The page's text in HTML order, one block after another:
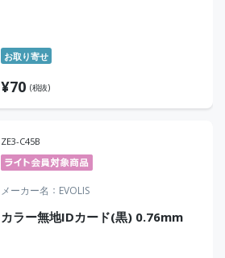
お取り寄せ
¥70 (税抜)
ZE3-C45B
メーカー名 EVOLIS
カラー無地IDカード(黒) 0.76mm